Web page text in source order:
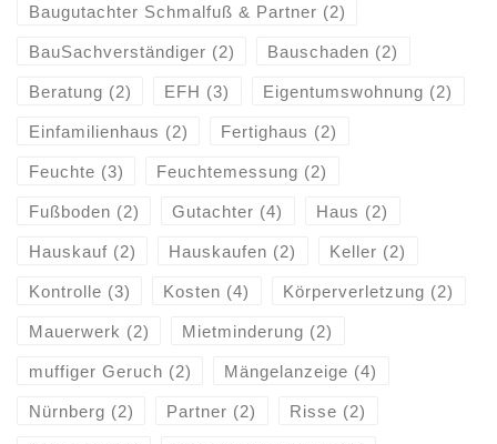
Baugutachter Schmalfuß & Partner (2)
BauSachverständiger (2) Bauschaden (2)
Beratung (2) EFH (3) Eigentumswohnung (2)
Einfamilienhaus (2) Fertighaus (2)
Feuchte (3) Feuchtemessung (2)
Fußboden (2) Gutachter (4) Haus (2)
Hauskauf(2) Hauskaufen (2) Keller (2)
Kontrolle (3) Kosten (4) Körperverletzung (2)
Mauerwerk (2) Mietminderung (2)
muffiger Geruch (2) Mängelanzeige (4)
Nürnberg (2) Partner (2) Risse (2)